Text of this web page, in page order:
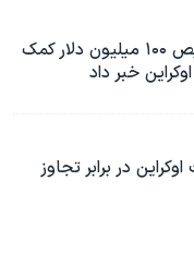
آمریکا از تخصیص ۱‍۰۰ میلیون دلار کمک
خبر داد
اوکراین در برابر تجاوز